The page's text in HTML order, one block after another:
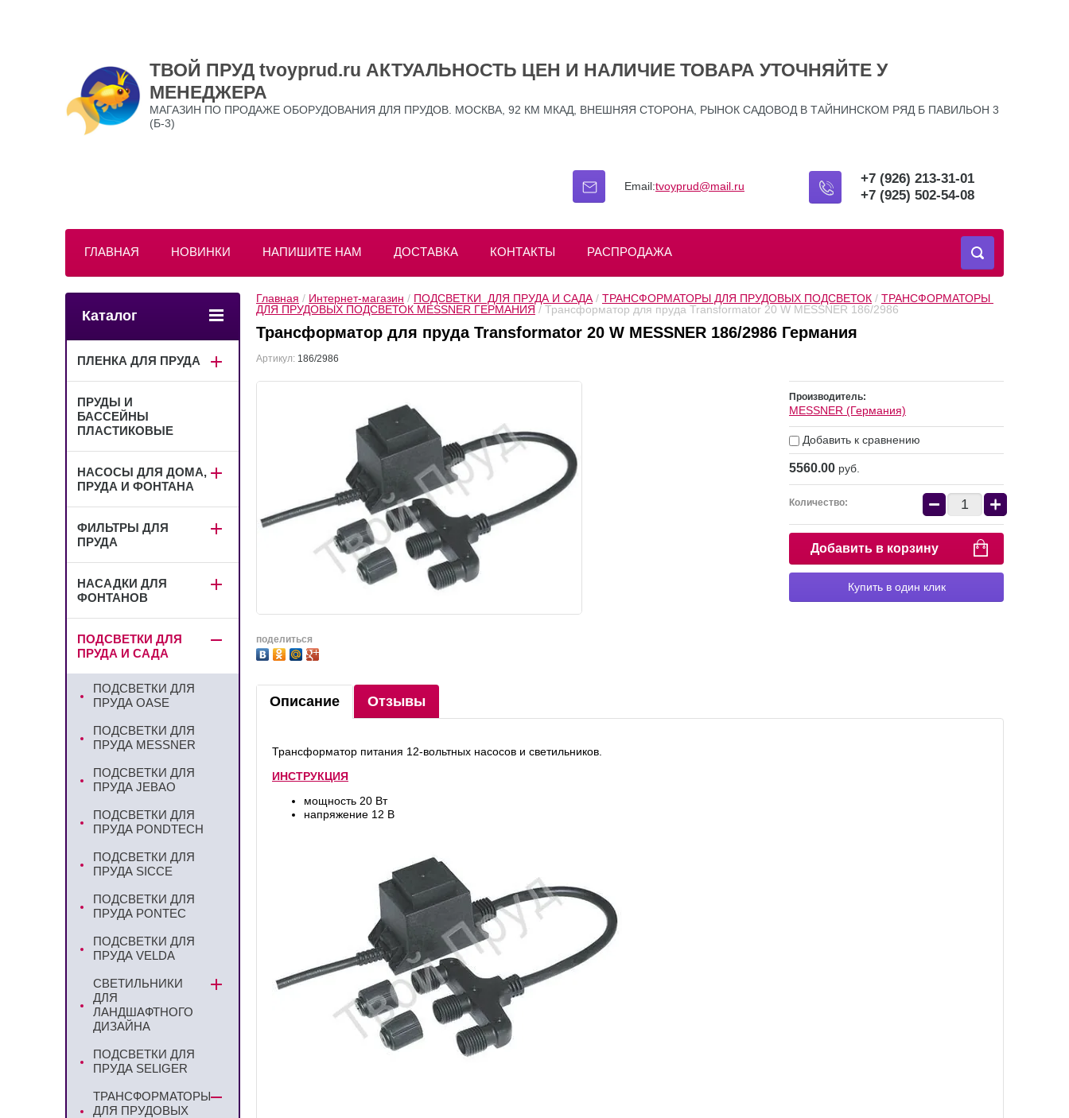
ТВОЙ ПРУД tvoyprud.ru АКТУАЛЬНОСТЬ ЦЕН И НАЛИЧИЕ ТОВАРА УТОЧНЯЙТЕ У
МЕНЕДЖЕРА
МАГАЗИН ПО ПРОДАЖЕ ОБОРУДОВАНИЯ ДЛЯ ПРУДОВ. МОСКВА, 92 КМ МКАД, ВНЕШНЯЯ СТОРОНА, РЫНОК САДОВОД В ТАЙНИНСКОМ РЯД Б ПАВИЛЬОН 3
(Б-3)
+7 (926) 213-31-01
+7 (925) 502-54-08
Email:tvoyprud@mail.ru
ГЛАВНАЯ НОВИНКИ НАПИШИТЕ НАМ ДОСТАВКА КОНТАКТЫ РАСПРОДАЖА
Главная / Интернет-магазин / ПОДСВЕТКИ  ДЛЯ ПРУДА И САДА / ТРАНСФОРМАТОРЫ ДЛЯ ПРУДОВЫХ ПОДСВЕТОК / ТРАНСФОРМАТОРЫ
ДЛЯ ПРУДОВЫХ ПОДСВЕТОК MESSNER ГЕРМАНИЯ / Трансформатор для пруда Transformator 20 W MESSNER 186/2986
Трансформатор для пруда Transformator 20 W MESSNER 186/2986 Германия
Артикул: 186/2986
поделиться
Производитель:
MESSNER (Германия)
Добавить к сравнению
5560.00 руб.
Количество: − +
Добавить в корзину
Купить в один клик
Описание Отзывы
Трансформатор питания 12-вольтных насосов и светильников.
ИНСТРУКЦИЯ
мощность 20 Вт
напряжение 12 В
Каталог
ПЛЕНКА ДЛЯ ПРУДА
ПРУДЫ И
БАССЕЙНЫ
ПЛАСТИКОВЫЕ
НАСОСЫ ДЛЯ ДОМА,
ПРУДА И ФОНТАНА
ФИЛЬТРЫ ДЛЯ
ПРУДА
НАСАДКИ ДЛЯ
ФОНТАНОВ
ПОДСВЕТКИ ДЛЯ
ПРУДА И САДА
ПОДСВЕТКИ ДЛЯ
ПРУДА OASE
ПОДСВЕТКИ ДЛЯ
ПРУДА MESSNER
ПОДСВЕТКИ ДЛЯ
ПРУДА JEBAO
ПОДСВЕТКИ ДЛЯ
ПРУДА PONDTECH
ПОДСВЕТКИ ДЛЯ
ПРУДА SICCE
ПОДСВЕТКИ ДЛЯ
ПРУДА PONTEC
ПОДСВЕТКИ ДЛЯ
ПРУДА VELDA
СВЕТИЛЬНИКИ
ДЛЯ
ЛАНДШАФТНОГО
ДИЗАЙНА
ПОДСВЕТКИ ДЛЯ
ПРУДА SELIGER
ТРАНСФОРМАТОРЫ
ДЛЯ ПРУДОВЫХ